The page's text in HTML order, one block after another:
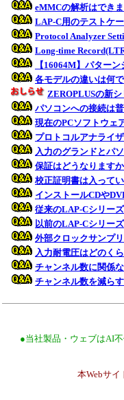
eMMCの解析はでき
LAP-C用のテストケ
Protocol Analyzer
Long-time
【16064M】パター
各モデルの違いは何
ZEROPLUSの新
パソコンへの接続は
現在のPCソフトウェ
プロトコルアナライ
入力のグランドとパ
保証はどうなりますか
校正証明書は入って
インストールCDや
従来のLAP-Cシリー
以前のLAP-Cシリー
外部クロックサンプ
入力耐電圧はどのく
チャンネル数に関係
チャンネル数を減ら
●当社製品・ウェブはAI
本Webサ